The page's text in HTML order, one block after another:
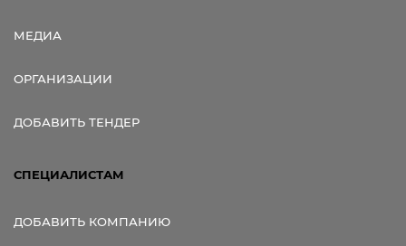
МЕДИА
ОРГАНИЗАЦИИ
ДОБАВИТЬ ТЕНДЕР
СПЕЦИАЛИСТАМ
ДОБАВИТЬ КОМПАНИЮ